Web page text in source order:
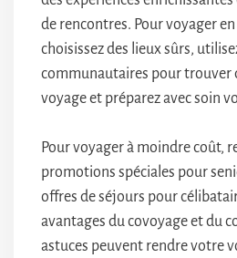
de rencontres. Pour voyager
choisissez des lieux sûrs,
communautaires pour trouver
voyage et préparez avec soin
Pour voyager à moindre coût,
promotions spéciales pour
offres de séjours pour
avantages du covoyage et du
astuces peuvent rendre votre